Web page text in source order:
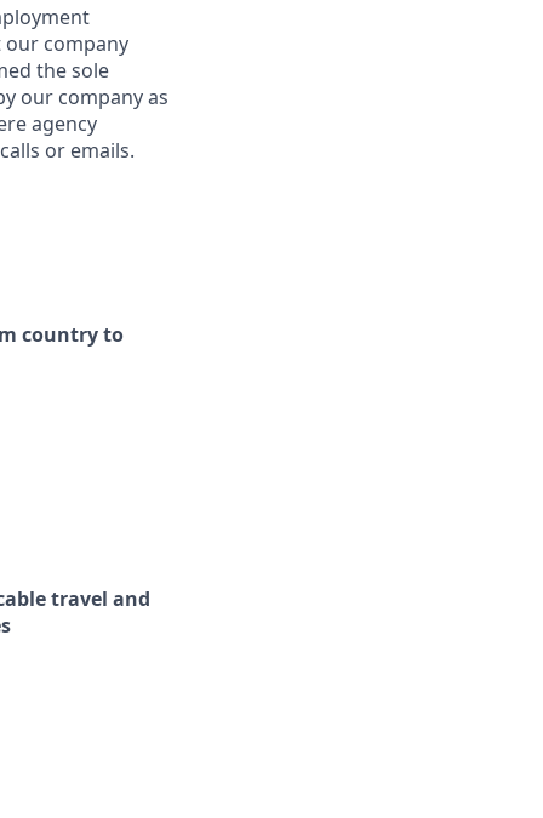
our company
the sole
our company as
agency
or emails.
country to
travel and